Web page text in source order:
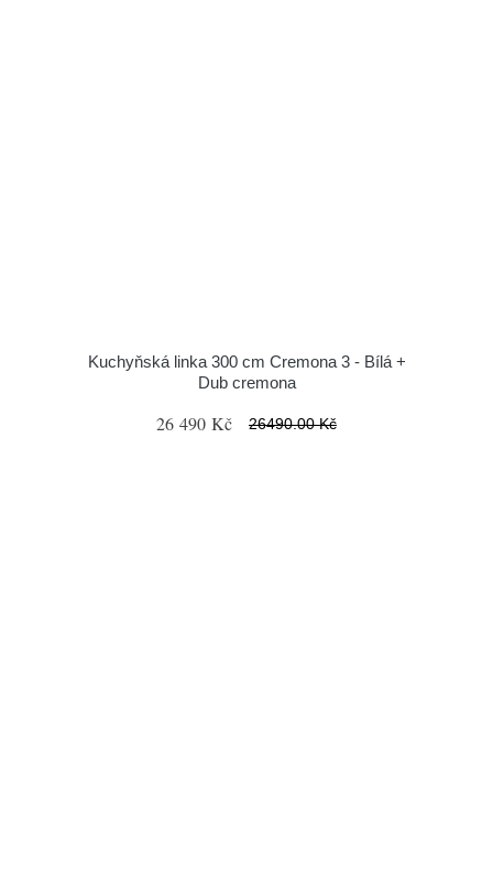
Kuchyňská linka 300 cm Cremona 3 - Bílá +
Dub cremona
26 490 Kč 26490.00 Kč